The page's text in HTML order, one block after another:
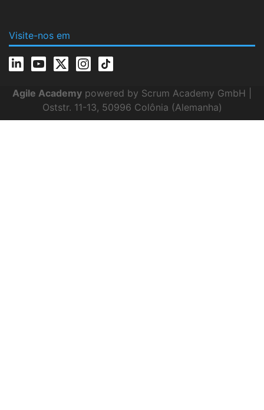
Visite-nos em
Agile Academy powered by Scrum Academy GmbH |
Oststr. 11-13, 50996 Colônia (Alemanha)